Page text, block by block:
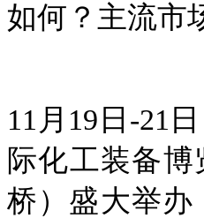
如何？主流市
11月19日-21
际化工装备博
桥）盛大举办